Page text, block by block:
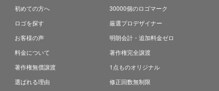
初めての方へ
ロゴを探す
お客様の声
料金について
著作権無償譲渡
選ばれる理由
30000個のロゴマーク
厳選プロデザイナー
明朗会計・追加料金ゼロ
著作権完全譲渡
1点ものオリジナル
修正回数無制限